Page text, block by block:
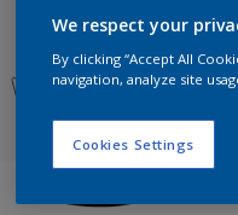
We respect your
By clicking “Accept All
navigation, analyze site
Cookies Settings